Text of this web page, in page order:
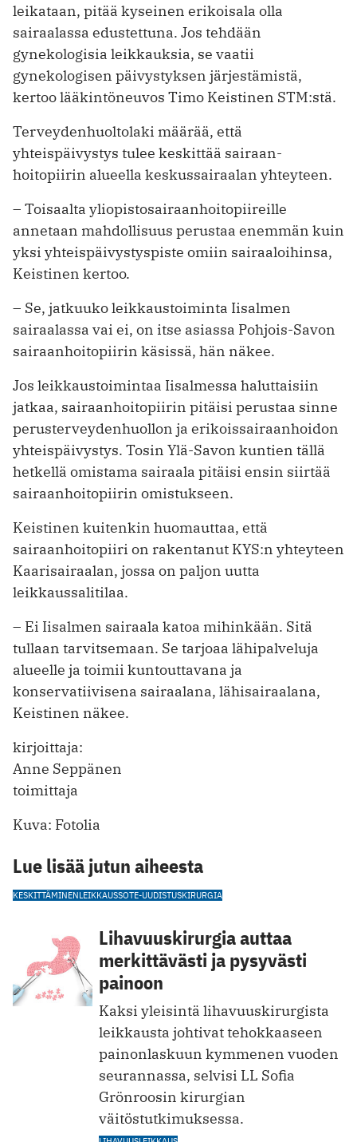
leikataan, pitää kyseinen erikoisala olla
sairaalassa edustettuna. Jos tehdään
gynekologisia leikkauksia, se vaatii
gynekologisen päivystyksen järjestämistä,
kertoo lääkintöneuvos Timo Keistinen STM:stä.
Terveydenhuoltolaki määrää, että
yhteispäivystys tulee keskittää sairaan­
hoitopiirin alueella keskus­sairaalan yhteyteen.
– Toisaalta yliopistosairaanhoito­piireille
annetaan mahdollisuus perustaa enemmän kuin
yksi yhteis­päivystyspiste omiin sairaaloihinsa,
Keistinen kertoo.
– Se, jatkuuko leikkaustoiminta Iisalmen
sairaalassa vai ei, on itse asiassa Pohjois-Savon
sairaanhoito­piirin käsissä, hän näkee.
Jos leikkaustoimintaa Iisalmessa haluttaisiin
jatkaa, sairaanhoito­piirin pitäisi perustaa sinne
perusterveydenhuollon ja erikoissairaanhoidon
yhteispäivystys. Tosin Ylä-Savon kuntien tällä
hetkellä omistama sairaala pitäisi ensin siirtää
sairaanhoitopiirin omistukseen.
Keistinen kuitenkin huomauttaa, että
sairaanhoitopiiri on rakentanut KYS:n yhteyteen
Kaarisairaalan, jossa on paljon uutta
leikkaussali­tilaa.
– Ei Iisalmen sairaala katoa mihinkään. Sitä
tullaan tarvitsemaan. Se tarjoaa lähipalveluja
alueelle ja toimii kuntouttavana ja
konservatiivisena sairaalana, lähisairaalana,
Keistinen näkee.
kirjoittaja:
Anne Seppänen
toimittaja
Kuva: Fotolia
Lue lisää jutun aiheesta
KESKITTÄMINENLEIKKAUSSOTE-UUDISTUSKIRURGIA
Lihavuuskirurgia auttaa
merkittävästi ja pysyvästi
painoon
Kaksi yleisintä lihavuuskirurgista
leikkausta johtivat tehokkaaseen
painonlaskuun kymmenen vuoden
seurannassa, selvisi LL Sofia
Grönroosin kirurgian
väitöstutkimuksessa.